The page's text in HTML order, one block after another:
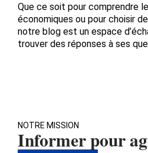
Que ce soit pour comprendre
économiques ou pour choisir
notre blog est un espace
trouver des réponses à ses
NOTRE MISSION
Informer pour